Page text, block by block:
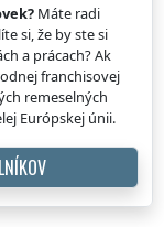
Máte radi
si, že by ste si
a prácach? Ak
franchisovej
remeselných
Európskej únii.